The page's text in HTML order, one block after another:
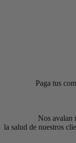
Paga tus
Nos avalan
la salud de nuestros